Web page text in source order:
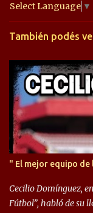
a
r
i
s
Select Language ▼
También podés
" El mejor equipo
Cecilio Domínguez,
Fútbol”, habló de su